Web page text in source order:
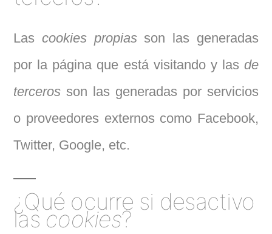
Las cookies propiasson las generadas
por la página que está visitando y las de
terceros son las generadas por servicios
o proveedores externos como Facebook,
Twitter, Google, etc.
¿Qué ocurre si desactivo
lascookies?